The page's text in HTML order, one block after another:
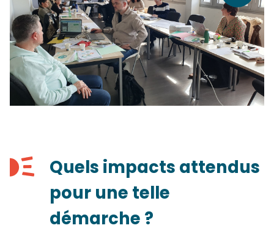
Zoom
Quels impacts attendus
pour une telle
démarche ?